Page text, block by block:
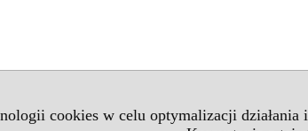
cookies w celu optymalizacji